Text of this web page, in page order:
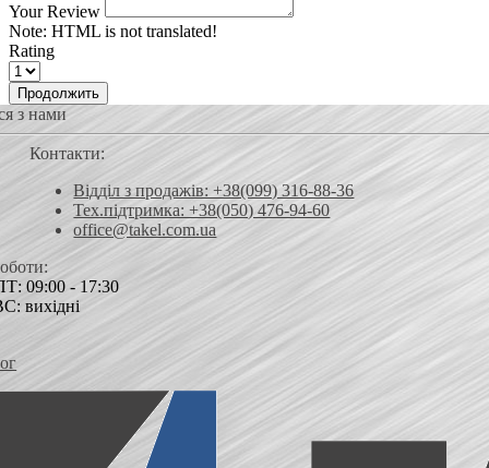
Your Review
Note: HTML is not translated!
Rating
Продолжить
з нами
Контакти:
Відділ з продажів: +38(099) 316-88-36
Тех.підтримка: +38(050) 476-94-60
office@takel.com.ua
09:00 - 17:30
вихідні